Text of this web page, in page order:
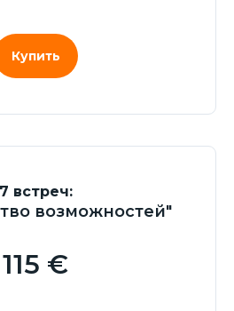
Купить
7 встреч:
возможностей"
115 €